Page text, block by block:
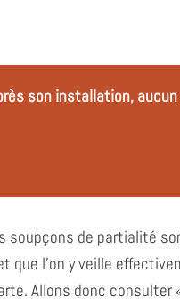
son installation,
soupçons de partialité
que l’on y veille
Allons donc consulter